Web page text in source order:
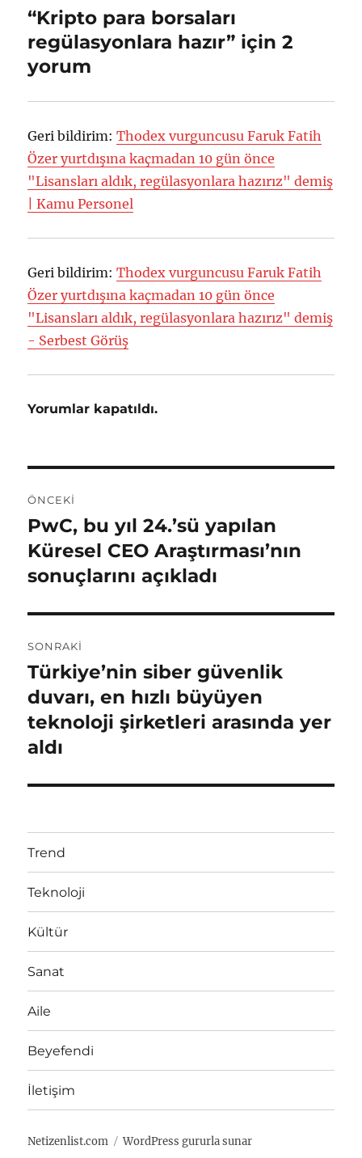
a
r
r
i
“Kripto para borsaları
regülasyonlara hazır” için 2
yorum
Geri bildirim:Thodex vurguncusu Faruk Fatih
Özer yurtdışına kaçmadan 10 gün önce
"Lisansları aldık, regülasyonlara hazırız" demiş
| Kamu Personel
Geri bildirim:Thodex vurguncusu Faruk Fatih
Özer yurtdışına kaçmadan 10 gün önce
"Lisansları aldık, regülasyonlara hazırız" demiş
- Serbest Görüş
Yorumlar kapatıldı.
a
z
ı
g
e
z
i
n
m
s
i
ÖNCEKI
Ö
n
c
k
a
z
ı
:
PwC, bu yıl 24.’sü yapılan
Küresel CEO Araştırması’nın
sonuçlarını açıkladı
SONRAKI
S
o
n
k
y
a
z
Türkiye’nin siber güvenlik
duvarı, en hızlı büyüyen
teknoloji şirketleri arasında yer
aldı
Trend
Teknoloji
Kültür
Sanat
Aile
Beyefendi
İletişim
Netizenlist.com WordPress gururla sunar